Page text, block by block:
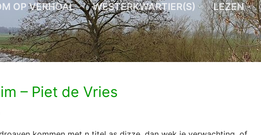
OP VERHOAL WESTERKWARTIER(S) LEZEN
– Piet de Vries